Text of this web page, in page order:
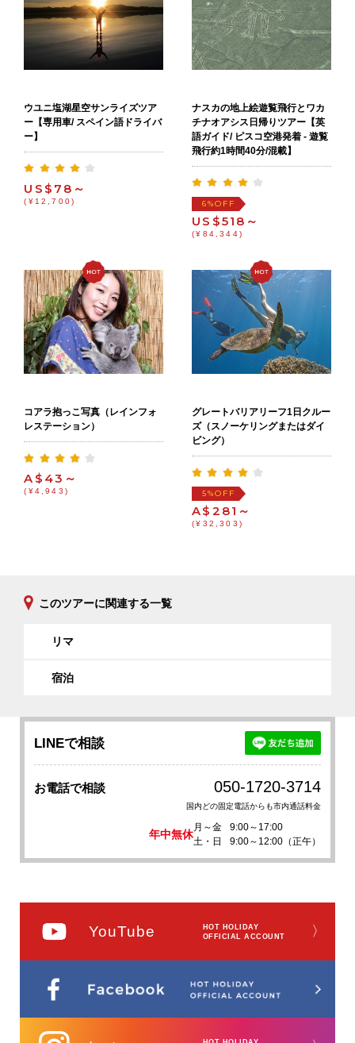
ウユニ塩湖星空サンライズツア
ー【専用車/ スペイン語ドライバ
ー】
US$78～
(¥12,700)
ナスカの地上絵遊覧飛行とワカ
チナオアシス日帰りツアー【英
語ガイド/ ピスコ空港発着 - 遊覧
飛行約1時間40分/混載】
6%OFF
US$518～
(¥84,344)
コアラ抱っこ写真（レインフォ
レステーション）
A$43～
(¥4,943)
グレートバリアリーフ1日クルー
ズ（スノーケリングまたはダイ
ビング）
5%OFF
A$281～
(¥32,303)
このツアーに関連する一覧
リマ
宿泊
LINEで相談
お電話で相談 050-1720-3714
国内どの固定電話からも市内通話料金
年中無休
月～金
9:00～17:00
土・日
9:00～12:00（正午）
YouTube
HOT HOLIDAY
OFFICIAL ACCOUNT
〉